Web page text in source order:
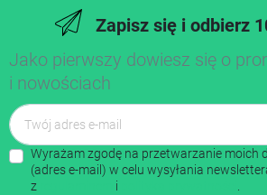
Zapisz się i odbierz
Jako pierwszy dowiesz się o
i nowościach
Wyrażam zgodę na przetwarzanie moich
(adres e-mail) w celu wysyłania
z
i